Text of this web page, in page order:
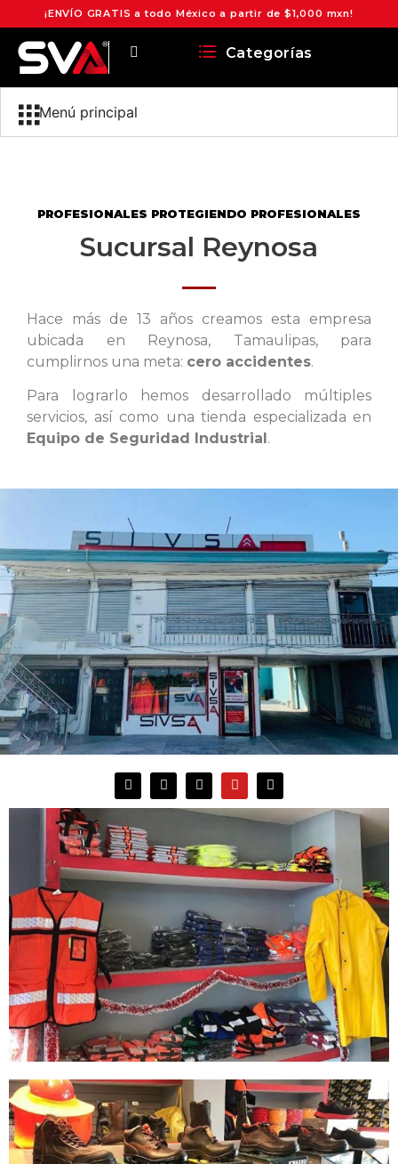
¡ENVÍO GRATIS a todo México a partir de $1,000 mxn!
Categorías
Menú principal
PROFESIONALES PROTEGIENDO PROFESIONALES
Sucursal Reynosa
Hace más de 13 años creamos esta empresa
ubicada en Reynosa, Tamaulipas, para
cumplirnos una meta: cero accidentes.
Para lograrlo hemos desarrollado múltiples
servicios, así como una tienda especializada en
Equipo de Seguridad Industrial.